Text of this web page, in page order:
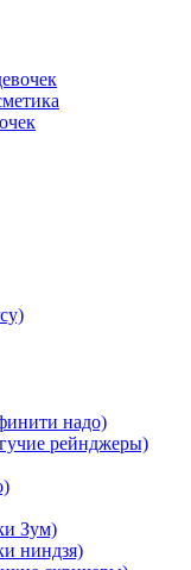
надо)
рейнджеры)
Зум)
ниндзя)